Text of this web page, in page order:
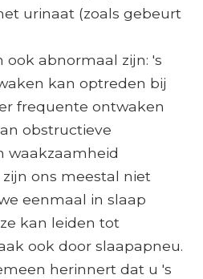
urinaat (zoals gebeurt
abnormaal zijn: 's
kan optreden bij
frequente ontwaken
obstructieve
waakzaamheid
ons meestal niet
eenmaal in slaap
kan leiden tot
ook door slaapapneu.
herinnert dat u 's